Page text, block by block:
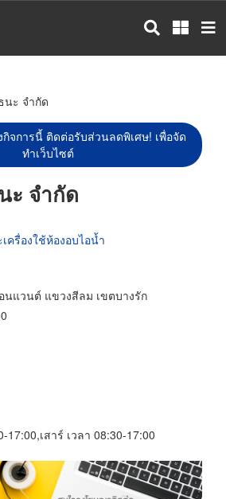
นะ จำกัด
จการนี้ ติดต่อรับส่วนลดพิเศษ! เพื่อจัด
ทำเว็บไซต์
ะ จำกัด
ครื่องใช้ห้องอบไอน้ำ
แวนต์ แขวงสีลม เขตบางรัก
17:00,เสาร์ เวลา 08:30-17:00